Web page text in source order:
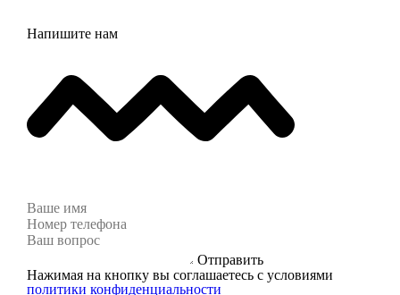
Напишите нам
Отправить
Нажимая на кнопку вы соглашаетесь с условиями
политики конфиденциальности